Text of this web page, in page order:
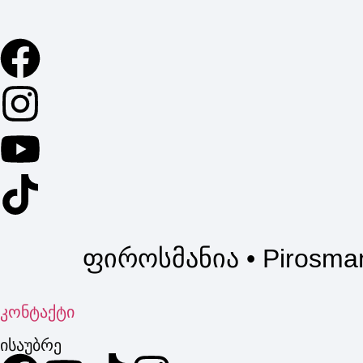
ფიროსმანია •
კონტაქტი
ისაუბრე